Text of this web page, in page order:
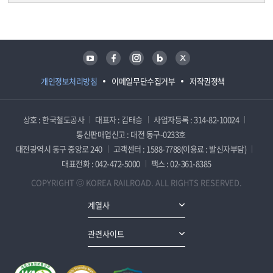
개인정보처리방침 이메일무단수집거부 저작권정책
유튜브 페이스북 인스타그램 블로그 트위터
상호 : 한국철도공사 대표자 : 김태승
사업자등록 : 314-82-10024
통신판매업신고 : 대전 동구-0233호
대전광역시 동구 중앙로 240
고객센터 : 1588-7788(이용료 : 발신자부담)
대표전화 : 042-472-5000
팩스 : 02-361-8385
COPYRIGHT ⓒ KOREA RAILROAD. ALL RIGHTS RESERVED.
계열사
관련사이트